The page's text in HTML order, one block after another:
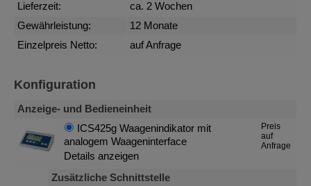
Lieferzeit:
ca. 2 Wochen
Gewährleistung:
12 Monate
Einzelpreis Netto:
auf Anfrage
Konfiguration
Anzeige- und Bedieneinheit
ICS425g Waagenindikator mit
analogem Waageninterface
Details anzeigen
Preis
auf
Anfrage
Zusätzliche Schnittstelle